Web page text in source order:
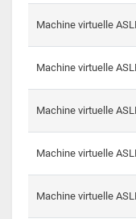
Machine virtuelle
Machine virtuelle
Machine virtuelle
Machine virtuelle
Machine virtuelle